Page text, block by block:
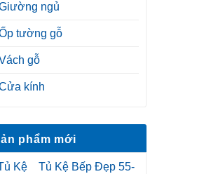
ngủ
tường gỗ
gỗ
kính
phẩm mới
Tủ Kệ Bếp Đẹp 55-